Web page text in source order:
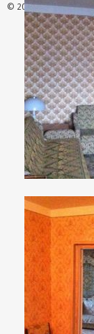
© 2026 - АН "Жилье"